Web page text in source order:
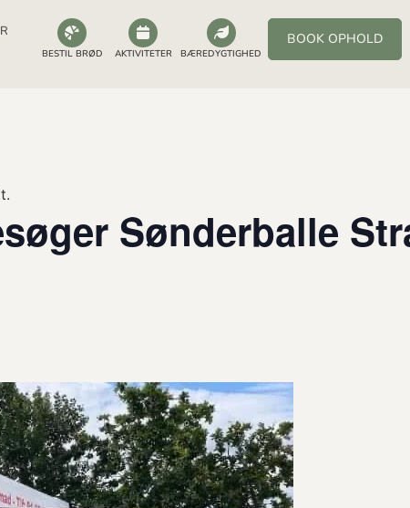
BESTIL BRØD AKTIVITETER BÆREDYGTIGHED
BOOK OPHOLD
Sønderballe